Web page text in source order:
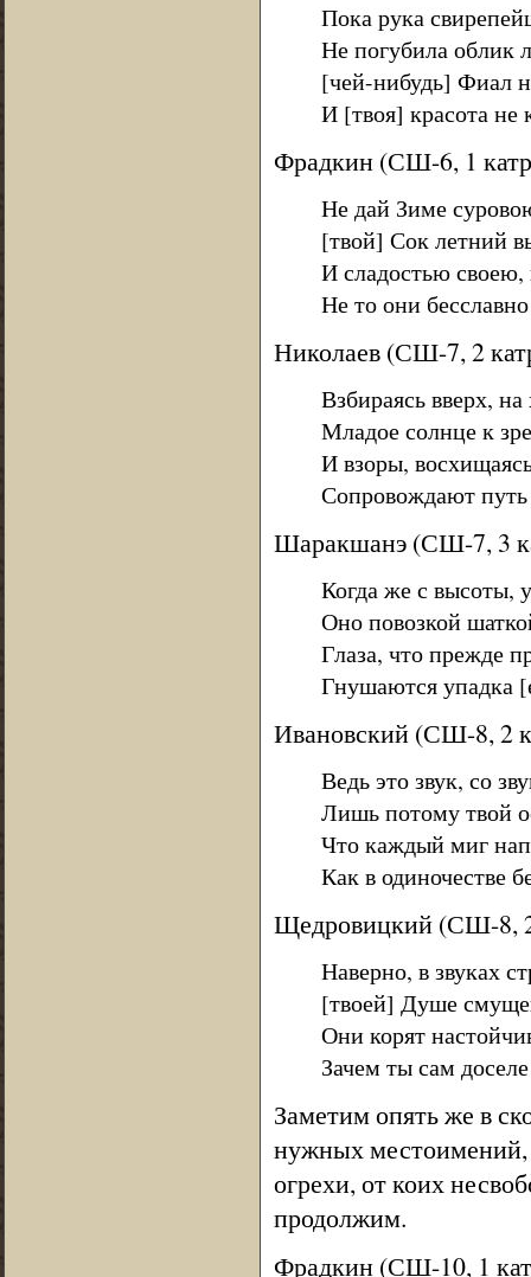
Пока рука
Не погубила облик
[чей-нибудь] Фиал
И [твоя] красота не
Фрадкин (СШ-6, 1
Не дай Зиме
[твой] Сок летний
И сладостью
Не то они
Николаев (СШ-7, 2
Взбираясь вверх,
Младое солнце к
И взоры,
Сопровождают
Шаракшанэ (СШ-7, 3
Когда же с высоты,
Оно повозкой
Глаза, что прежде
Гнушаются упадка
Ивановский (СШ-8, 2
Ведь это звук, со
Лишь потому твой
Что каждый миг
Как в одиночестве
Щедровицкий (СШ-8,
Наверно, в звуках
[твоей] Душе
Они корят
Зачем ты сам
Заметим опять же в
нужных местоимений,
огрехи, от коих
продолжим.
Фрадкин (СШ-10, 1